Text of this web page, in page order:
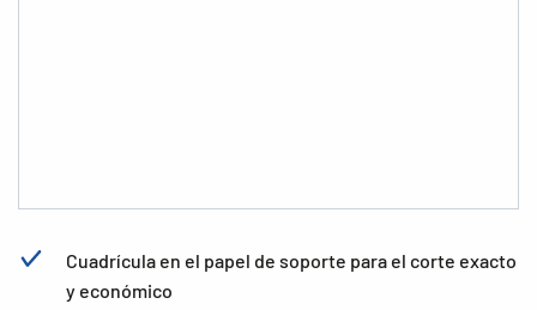
Cuadrícula en el papel de soporte para el corte exacto
y económico